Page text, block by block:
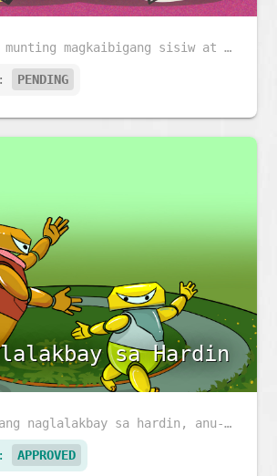
May dalawang munting magkaibigang sisiw at bibe na may taglay na magkaibang lakas, tunghayan natin kung papaano nila magagamit ito upang matulungan ang isa't isa.
PENDING
sa Hardin
Habang masayang naglalakbay sa hardin, anu-ano ang mga makikita ni Sophea at ng kanyang ina?
APPROVED